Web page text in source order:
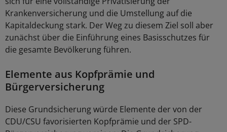
Krankenversicherung und die Umstellung auf die
Kapitaldeckung stark. Der Weg zu diesem Ziel soll aber
zunächst über die Einführung eines Basisschutzes für
die gesamte Bevölkerung führen.
Elemente aus Kopfprämie und
Bürgerversicherung
Diese Grundsicherung würde Elemente der von der
CDU/CSU favorisierten Kopfprämie und der SPD-